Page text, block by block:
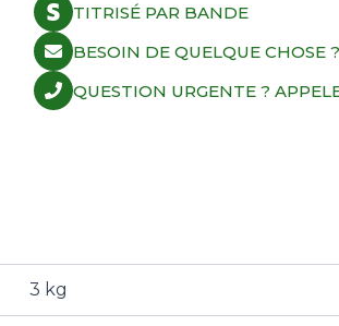
TITRISÉ PAR BANDE
BESOIN DE QUELQUE CHOSE
QUESTION URGENTE ?
3 kg